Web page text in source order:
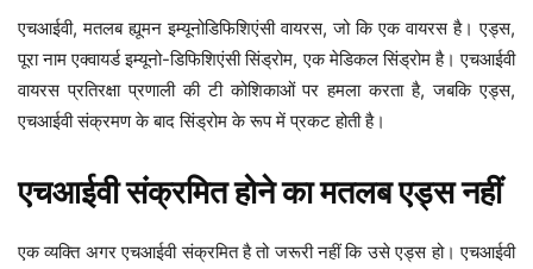
एचआईवी, मतलब ह्यूमन इम्यूनोडिफिशिएंसी वायरस, जो कि एक वायरस है। एड्स,
पूरा नाम एक्वायर्ड इम्यूनो-डिफिशिएंसी सिंड्रोम, एक मेडिकल सिंड्रोम है। एचआईवी
वायरस प्रतिरक्षा प्रणाली की टी कोशिकाओं पर हमला करता है, जबकि एड्स,
एचआईवी संक्रमण के बाद सिंड्रोम के रूप में प्रकट होती है।
एचआईवी संक्रमित होने का मतलब एड्स नहीं
एक व्यक्ति अगर एचआईवी संक्रमित है तो जरूरी नहीं कि उसे एड्स हो। एचआईवी